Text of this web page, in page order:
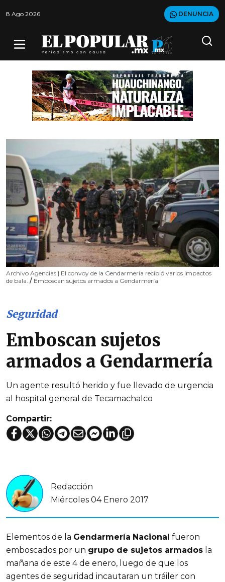
8 Ago 2026 DENUNCIA
Archivo Agencias | El convoy de la Gendarmería recibió varios impactos
de bala. / Emboscan sujetos armados a Gendarmería
Seguridad
Emboscan sujetos
armados a Gendarmería
Un agente resultó herido y fue llevado de urgencia
al hospital general de Tecamachalco
Compartir:
Redacción
Miércoles 04 Enero 2017
Elementos de la Gendarmería Nacional fueron
emboscados por un grupo de sujetos armados la
mañana de este 4 de enero, luego de que los
agentes de seguridad incautaran un tráiler con